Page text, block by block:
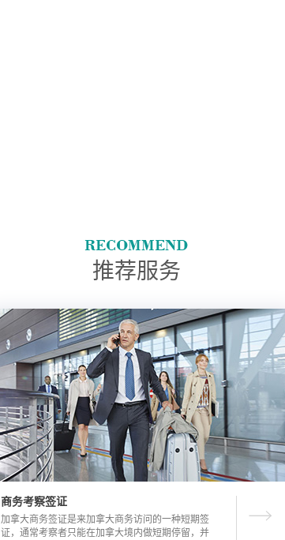
推荐服务
商务考察签证
加拿大商务签证是来加拿大商务访问的一种短期签
证，通常考察者只能在加拿大境内做短期停留，并